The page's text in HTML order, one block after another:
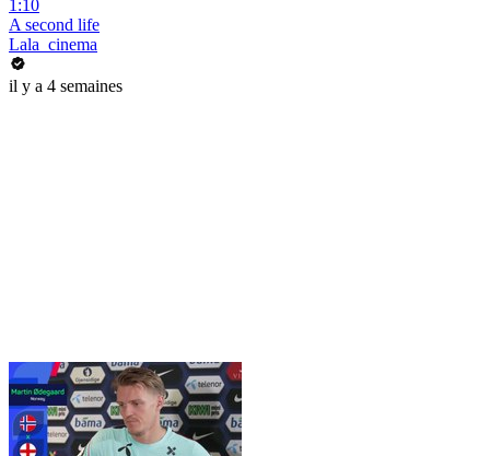
1:10
A second life
Lala_cinema
il y a 4 semaines